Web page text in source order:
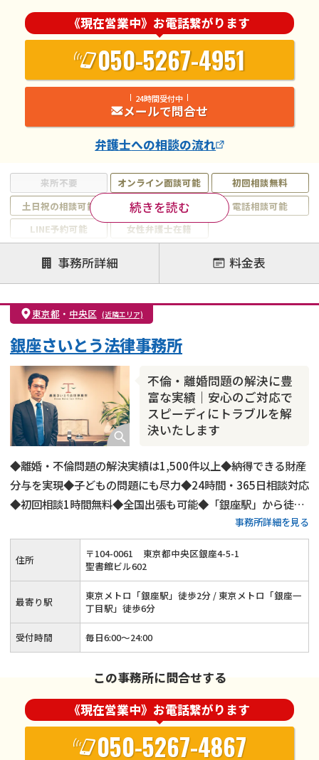
来所不要 オンライン面談可能
初回相談無料
土日祝の相談可能
19時以降電話可能
電話相談可能
LINE予約可能
女性弁護士在籍
注力案件
離婚前相談
離婚調停
離婚裁判
親権・面会交流権
DV
モラハラ
不貞・不倫慰謝料請求
国際離婚
財産分与
内縁の夫婦
続きを読む
《現在営業中》お電話繋がります
050-5267-4951
24時間受付中
メールで問合せ
弁護士への相談の流れ
事務所詳細 料金表
東京都 ・ 中央区 (近隣エリア)
不倫・離婚問題の解決に豊
富な実績｜安心のご対応で
スピーディにトラブルを解
決いたします
銀座さいとう法律事務所
◆離婚・不倫問題の解決実績は1,500件以上◆納得できる財産
分与を実現◆子どもの問題にも尽力◆24時間・365日相談対応
◆初回相談1時間無料◆全国出張も可能◆「銀座駅」から徒歩
事務所詳細を見る
住所 〒104-0061
東京都中央区銀座4-5-1
聖書館ビル602
最寄り駅
東京メトロ「銀座駅」徒歩2分 / 東京メトロ「銀座一
丁目駅」徒歩6分
受付時間 毎日6:00～24:00
この事務所に問合せする
《現在営業中》お電話繋がります
050-5267-4867